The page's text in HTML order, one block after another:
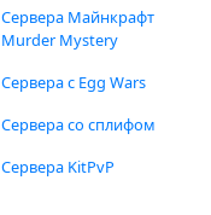
Сервера Майнкрафт
Murder Mystery
Сервера с Egg Wars
Сервера со сплифом
Сервера KitPvP